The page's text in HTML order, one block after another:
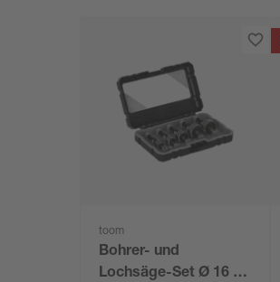
toom
Bohrer- und
Lochsäge-Set Ø 16 -